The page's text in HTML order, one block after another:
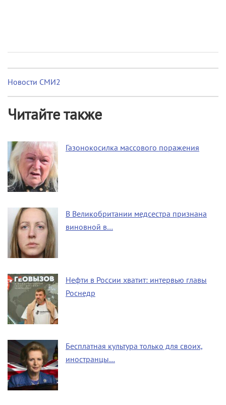
Новости СМИ2
Читайте также
Газонокосилка массового поражения
В Великобритании медсестра признана
виновной в…
Нефти в России хватит: интервью главы
Роснедр
Бесплатная культура только для своих,
иностранцы…